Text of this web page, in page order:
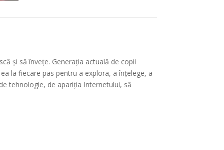
şi să înveţe. Generația actuală de copii
la fiecare pas pentru a explora, a înțelege, a
tehnologie, de apariția Internetului, să